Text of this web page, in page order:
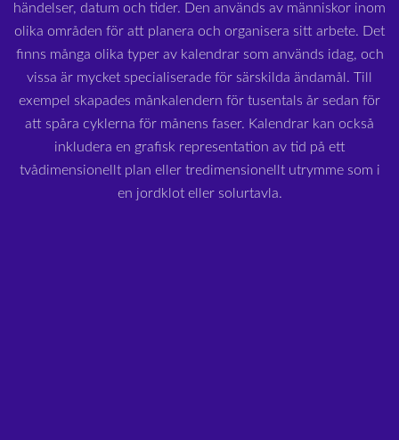
händelser, datum och tider. Den används av människor inom
olika områden för att planera och organisera sitt arbete. Det
finns många olika typer av kalendrar som används idag, och
vissa är mycket specialiserade för särskilda ändamål. Till
exempel skapades månkalendern för tusentals år sedan för
att spåra cyklerna för månens faser. Kalendrar kan också
inkludera en grafisk representation av tid på ett
tvådimensionellt plan eller tredimensionellt utrymme som i
en jordklot eller solurtavla.